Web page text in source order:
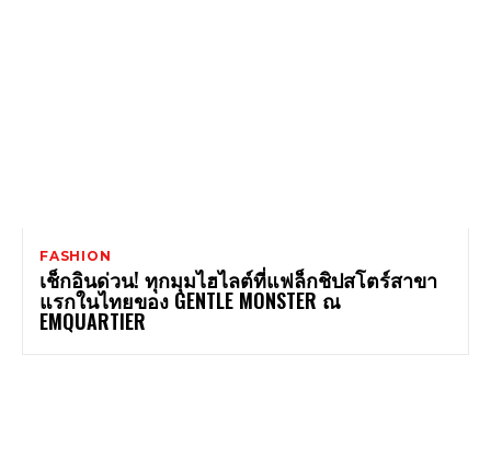
FASHION
เช็กอินด่วน! ทุกมุมไฮไลต์ที่แฟล็กชิปสโตร์สาขา
แรกในไทยของ GENTLE MONSTER ณ
EMQUARTIER